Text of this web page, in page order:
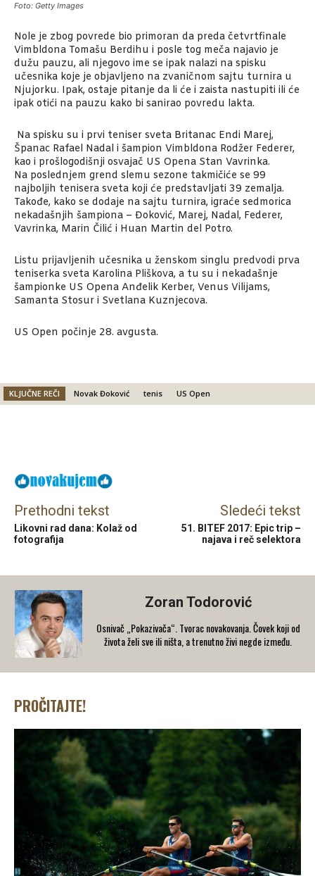
Foto: Getty Images
Nole je zbog povrede bio primoran da preda četvrtfinale
Vimbldona Tomašu Berdihu i posle tog meča najavio je
dužu pauzu, ali njegovo ime se ipak nalazi na spisku
učesnika koje je objavljeno na zvaničnom sajtu turnira u
Njujorku. Ipak, ostaje pitanje da li će i zaista nastupiti ili će
ipak otići na pauzu kako bi sanirao povredu lakta.
Na spisku su i prvi teniser sveta Britanac Endi Marej,
Španac Rafael Nadal i šampion Vimbldona Rodžer Federer,
kao i prošlogodišnji osvajač US Opena Stan Vavrinka.
Na poslednjem grend slemu sezone takmičiće se 99
najboljih tenisera sveta koji će predstavljati 39 zemalja.
Takođe, kako se dodaje na sajtu turnira, igraće sedmorica
nekadašnjih šampiona – Đoković, Marej, Nadal, Federer,
Vavrinka, Marin Čilić i Huan Martin del Potro.
Listu prijavljenih učesnika u ženskom singlu predvodi prva
teniserka sveta Karolina Pliškova, a tu su i nekadašnje
šampionke US Opena Anđelik Kerber, Venus Vilijams,
Samanta Stosur i Svetlana Kuznjecova.
US Open počinje 28. avgusta.
KLJUČNE REČI Novak Đoković tenis US Open
Prethodni tekst
Likovni rad dana: Kolaž od
fotografija
Sledeći tekst
51. BITEF 2017: Epic trip –
najava i reč selektora
Zoran Todorović
Osnivač „Pokazivača“. Tvorac novakovanja. Čovek koji od
života želi sve ili ništa, a trenutno živi negde između.
PROČITAJTE!